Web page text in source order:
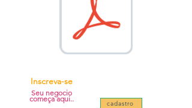
Inscreva-se
Seu negocio
começa aqui..
cadastro